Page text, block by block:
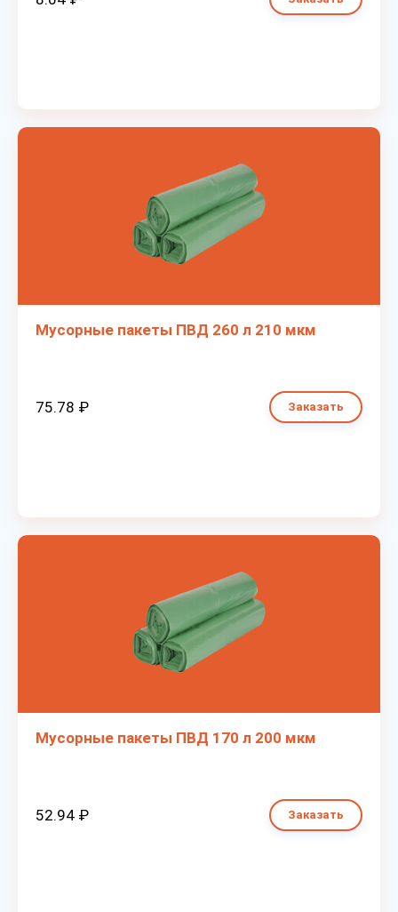
Мусорные пакеты ПВД 260 л 210 мкм
75.78 ₽ Заказать
Мусорные пакеты ПВД 170 л 200 мкм
52.94 ₽ Заказать